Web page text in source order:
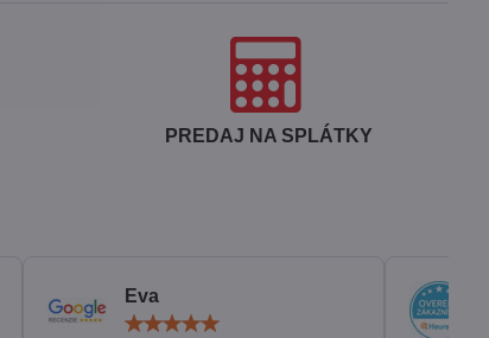
PREDAJ NA SPLÁTKY
Eva